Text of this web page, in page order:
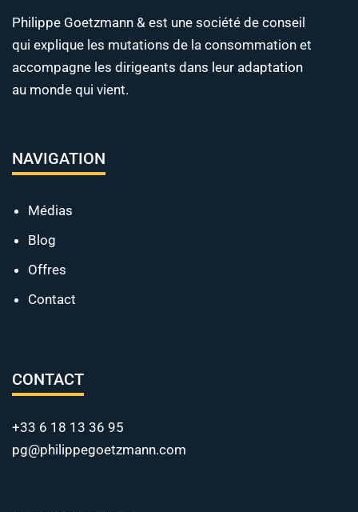
Philippe Goetzmann & est une société de conseil
qui explique les mutations de la consommation et
accompagne les dirigeants dans leur adaptation
au monde qui vient.
NAVIGATION
Médias
Blog
Offres
Contact
CONTACT
+33 6 18 13 36 95
pg@philippegoetzmann.com